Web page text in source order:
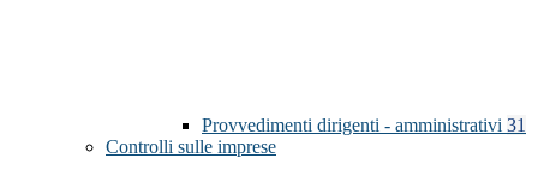
Provvedimenti dirigenti - amministrativi 31
Controlli sulle imprese